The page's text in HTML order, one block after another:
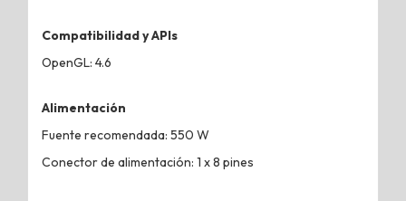
Compatibilidad y APIs
OpenGL: 4.6
Alimentación
Fuente recomendada: 550 W
Conector de alimentación: 1 x 8 pines